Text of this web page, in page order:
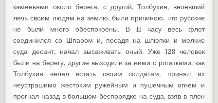
каменьями около берега, с другой, Толбухин, велевший
лечь своим людям на землю, были причиною, что русские
не были много обеспокоены. В 11 часу весь флот
соединился со Шпаром и, посадя на шлюпки и мелкие
суда десант, начал высаживать оный. Уже 128 человек
были на берегу, другие выходили за ними с рогатками, как
Толбухин велел встать своим солдатам, принял их
неустрашимо жестоким ружейным и пушечным огнем и
прогнал назад в большом беспорядке на суда, взяв в плен